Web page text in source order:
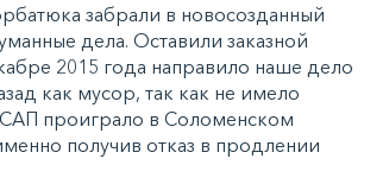
забрали в новосозданный
дела. Оставили заказной
2015 года направило наше дело
как мусор, так как не имело
проиграло в Соломенском
получив отказ в продлении